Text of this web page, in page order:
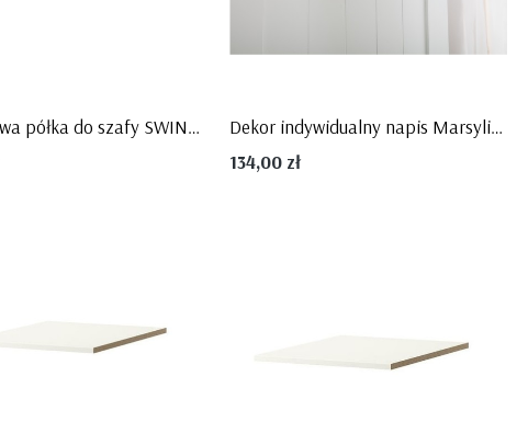
Kolekcja Manhattan
Kolekcja Amsterdam
Dodatkowa półka do szafy SWING - Pinio
Dekor indywidualny napis Marsylia MDF, PINIO
134,00 zł